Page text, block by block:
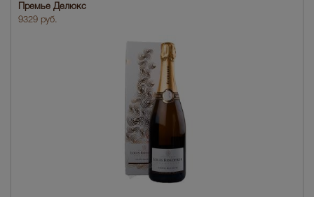
Премье Делюкс
9329 руб.